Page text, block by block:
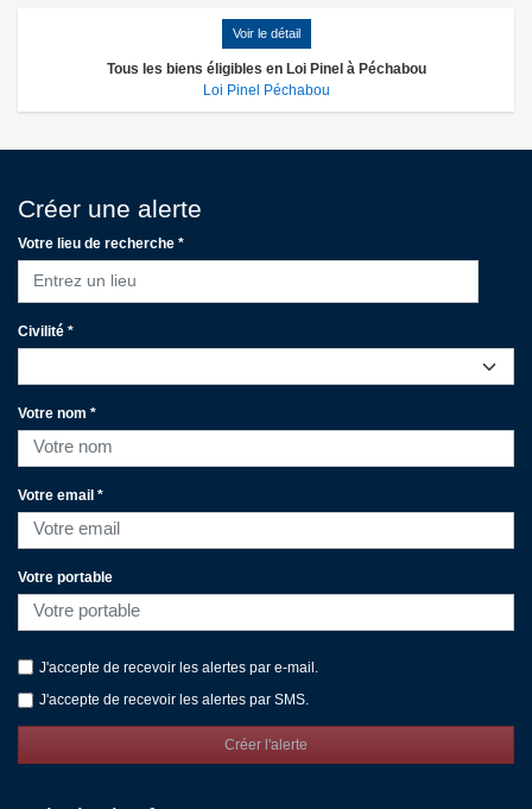
Voir le détail
Tous les biens éligibles en Loi Pinel à Péchabou
Loi Pinel Péchabou
Créer une alerte
Votre lieu de recherche *
Entrez un lieu
Civilité *
Votre nom *
Votre email *
Votre portable
J'accepte de recevoir les alertes par e-mail.
J'accepte de recevoir les alertes par SMS.
Créer l'alerte